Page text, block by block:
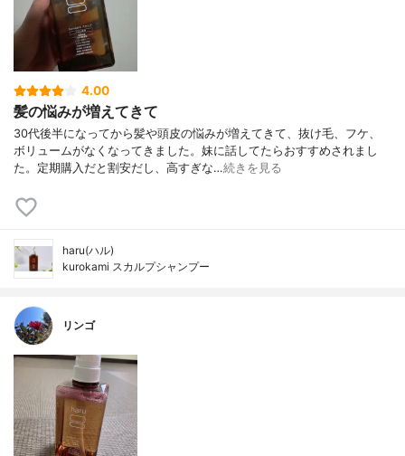
4.00
髪の悩みが増えてきて
30代後半になってから髪や頭皮の悩みが増えてきて、抜け毛、フケ、
ボリュームがなくなってきました。妹に話してたらおすすめされまし
た。定期購入だと割安だし、高すぎな…続きを見る
haru(ハル)
kurokami スカルプシャンプー
リンゴ